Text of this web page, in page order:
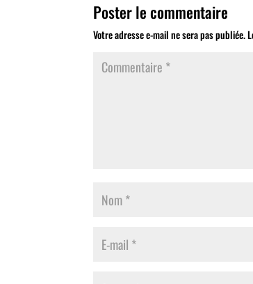
Poster le commentaire
Votre adresse e-mail ne sera pas publiée.